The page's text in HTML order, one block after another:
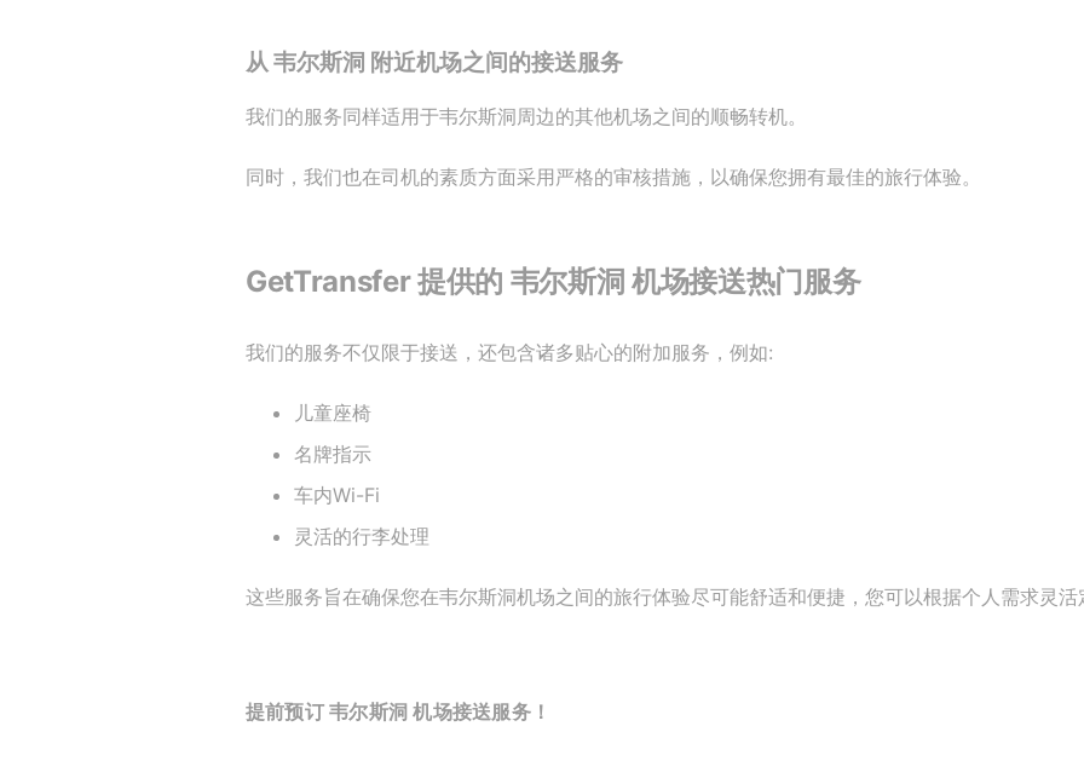
从 韦尔斯洞 附近机场之间的接送服务
我们的服务同样适用于韦尔斯洞周边的其他机场之间的顺畅转机。
同时，我们也在司机的素质方面采用严格的审核措施，以确保您拥有最佳的旅行体验。
GetTransfer 提供的 韦尔斯洞 机场接送热门服务
我们的服务不仅限于接送，还包含诸多贴心的附加服务，例如:
儿童座椅
名牌指示
车内Wi-Fi
灵活的行李处理
这些服务旨在确保您在韦尔斯洞机场之间的旅行体验尽可能舒适和便捷，您可以根据个人需求灵活
提前预订 韦尔斯洞 机场接送服务！